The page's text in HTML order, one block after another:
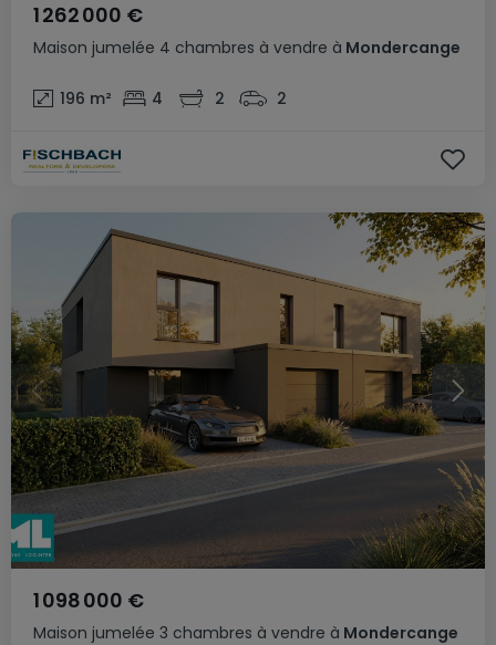
Maison jumelée 4 chambres à vendre à Mondercange
1 262 000 €
196 m² 4 2 2
Maison jumelée 3 chambres à vendre à Mondercange
1 098 000 €